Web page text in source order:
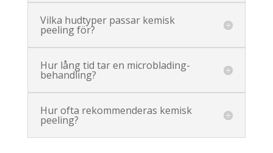
Vilka hudtyper passar kemisk
peeling för?
Hur lång tid tar en microblading-
behandling?
Hur ofta rekommenderas kemisk
peeling?